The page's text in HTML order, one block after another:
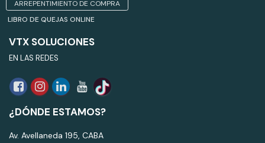
ARREPENTIMIENTO DE COMPRA
LIBRO DE QUEJAS ONLINE
VTX SOLUCIONES
EN LAS REDES
¿DÓNDE ESTAMOS?
Av. Avellaneda 195, CABA